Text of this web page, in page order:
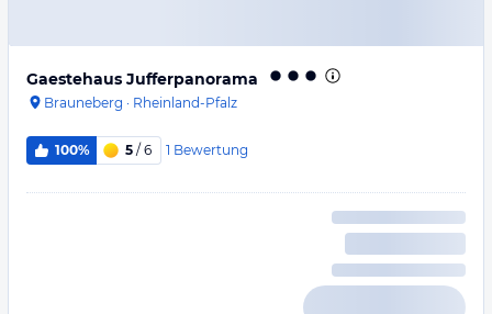
Gaestehaus Jufferpanorama
Brauneberg · Rheinland-Pfalz
100% 5 / 6 1 Bewertung